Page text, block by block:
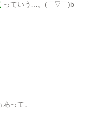
っていう…。(￣▽￣)b
あって。